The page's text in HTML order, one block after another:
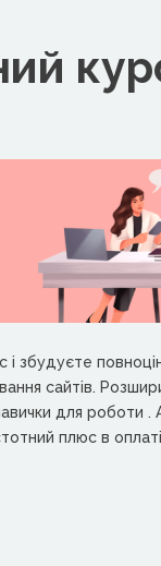
і збудуєте
сайтів.
для роботи .
плюс в оплаті